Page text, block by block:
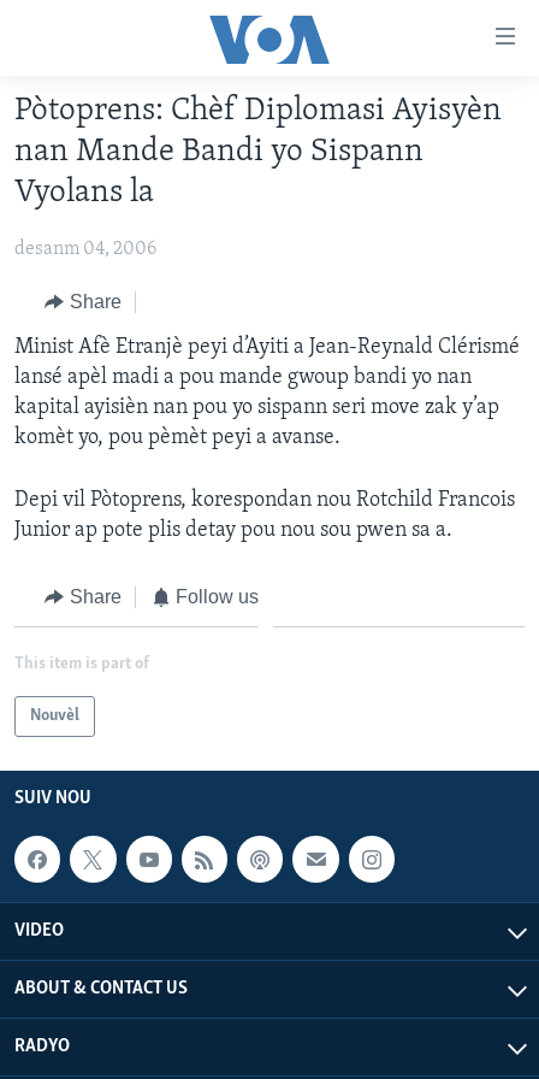
Skip
to
main
content
Skip
to
Navigation
Skip
to
Search
LÈZETAZINI
AMERIK LATIN
ENTÈNASYONAL
VIDEO
FLASHPOINT IKRÈN
Learning English
Languages
Pòtoprens: Chèf Diplomasi Ayisyèn
nan Mande Bandi yo Sispann
Vyolans la
desanm 04, 2006
Share
Minist Afè Etranjè peyi d’Ayiti a Jean-Reynald Clérismé
lansé apèl madi a pou mande gwoup bandi yo nan
kapital ayisièn nan pou yo sispann seri move zak y’ap
komèt yo, pou pèmèt peyi a avanse.
Depi vil Pòtoprens, korespondan nou Rotchild Francois
Junior ap pote plis detay pou nou sou pwen sa a.
Share Follow us
This item is part of
Nouvèl
SUIV NOU
VIDEO
ABOUT & CONTACT US
RADYO